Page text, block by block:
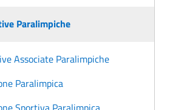
Paralimpiche
Associate Paralimpiche
Paralimpica